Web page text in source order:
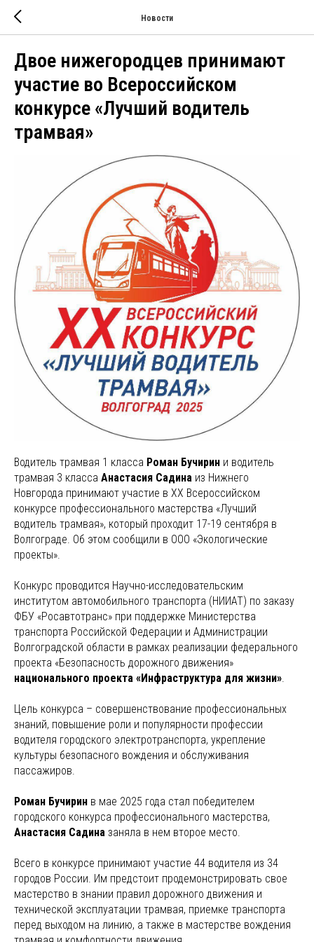
Новости
Двое нижегородцев принимают
участие во Всероссийском
конкурсе «Лучший водитель
трамвая»
Водитель трамвая 1 класса Роман Бучирин и водитель
трамвая 3 класса Анастасия Садина из Нижнего
Новгорода принимают участие в XX Всероссийском
конкурсе профессионального мастерства «Лучший
водитель трамвая», который проходит 17-19 сентября в
Волгограде. Об этом сообщили в ООО «Экологические
проекты».
Конкурс проводится Научно-исследовательским
институтом автомобильного транспорта (НИИАТ) по заказу
ФБУ «Росавтотранс» при поддержке Министерства
транспорта Российской Федерации и Администрации
Волгоградской области в рамках реализации федерального
проекта «Безопасность дорожного движения»
национального проекта «Инфраструктура для жизни».
Цель конкурса – совершенствование профессиональных
знаний, повышение роли и популярности профессии
водителя городского электротранспорта, укрепление
культуры безопасного вождения и обслуживания
пассажиров.
Роман Бучирин в мае 2025 года стал победителем
городского конкурса профессионального мастерства,
Анастасия Садина заняла в нем второе место.
Всего в конкурсе принимают участие 44 водителя из 34
городов России. Им предстоит продемонстрировать свое
мастерство в знании правил дорожного движения и
технической эксплуатации трамвая, приемке транспорта
перед выходом на линию, а также в мастерстве вождения